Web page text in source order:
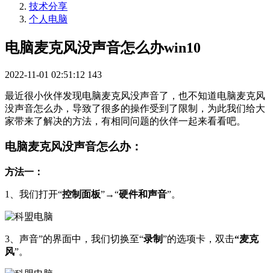
技术分享
个人电脑
电脑麦克风没声音怎么办win10
2022-11-01 02:51:12 143
最近很小伙伴发现电脑麦克风没声音了，也不知道电脑麦克风
没声音怎么办，导致了很多的操作受到了限制，为此我们给大
家带来了解决的方法，有相同问题的伙伴一起来看看吧。
电脑麦克风没声音怎么办：
方法一：
1、我们打开“控制面板”→“硬件和声音”。
3、声音”的界面中，我们切换至“录制”的选项卡，双击“麦克
风”。